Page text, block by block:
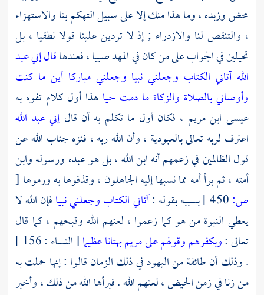
محض وزبده ، وما هذا منك إلا على سبيل التهكم بنا والاستهزاء
، والتنقص لنا والازدراء ; إذ لا تردين علينا قولا نطقيا ، بل
تحيلين في الجواب على من كان في المهد صبيا ، فعندهاقال إني عبد
الله آتاني الكتاب وجعلني نبيا وجعلني مباركا أين ما كنت
وأوصاني بالصلاة والزكاة ما دمت حيا هذا أول كلام تفوه به
عيسى ابن مريم ، فكان أول ما تكلم به أن قالإني عبد الله
اعترف لربه تعالى بالعبودية ، وأن الله ربه ، فنزه جناب الله عن
قول الظالمين في زعمهم أنه ابن الله ، بل هو عبده ورسوله وابن
أمته ، ثم برأ أمه مما نسبها إليه الجاهلون ، وقذفوها به ورموها [
ص:
بسببه بقوله :آتاني الكتاب وجعلني نبيافإن الله لا
يعطي النبوة من هو كما زعموا ، لعنهم الله وقبحهم ، كما قال
تعالى :وبكفرهم وقولهم على مريم بهتانا عظيما
[ النساء : 156 ]
. وذلك أن طائفة مناليهودفي ذلك الزمان قالوا : إنها حملت به
من زنا في زمن الحيض ، لعنهم الله . فبرأها الله من ذلك ، وأخبر